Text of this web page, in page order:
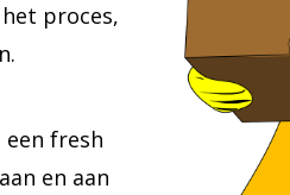
proces,
fresh
en aan